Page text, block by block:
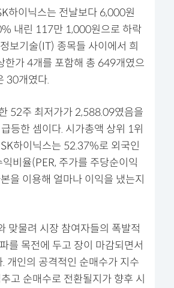
하이닉스는 전날보다 6,000원
내린 117만 1,000원으로 하락
보기술(IT) 종목들 사이에서 희
한가 4개를 포함해 총 649개였으
30개였다.
52주 최저가가 2,588.09였음을
등한 셈이다. 시가총액 상위 1위
하이닉스는 52.37%로 외국인
비율(PER, 주가를 주당순이익
을 이용해 얼마나 이익을 냈는지
맞물려 시장 참여자들의 폭발적
를 목전에 두고 장이 마감되면서
개인의 공격적인 순매수가 지수
고 순매수로 전환될지가 향후 시